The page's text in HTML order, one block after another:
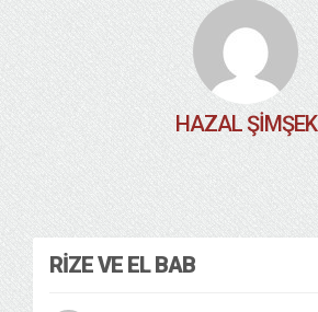
HAZAL ŞIMŞEK
RIZE VE EL BAB